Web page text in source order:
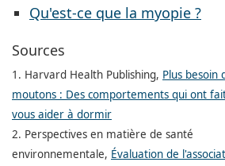
Qu'est-ce que la myopie ?
Sources
1. Harvard Health Publishing, Plus besoin
moutons : Des comportements qui ont
vous aider à dormir
2. Perspectives en matière de santé
environnementale, Évaluation de